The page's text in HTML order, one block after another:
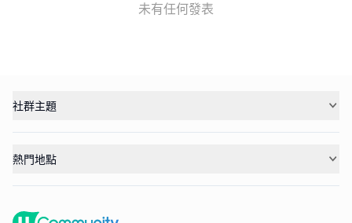
未有任何發表
社群主題
熱門地點